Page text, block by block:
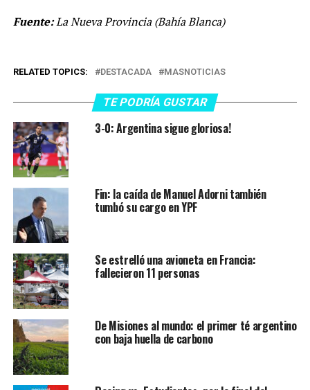
Fuente:La Nueva Provincia (Bahía Blanca)
RELATED TOPICS: DESTACADA MASNOTICIAS
TE PODRÍA GUSTAR
3-0: Argentina sigue gloriosa!
Fin: la caída de Manuel Adorni también
tumbó su cargo en YPF
Se estrelló una avioneta en Francia:
fallecieron 11 personas
De Misiones al mundo: el primer té argentino
con baja huella de carbono